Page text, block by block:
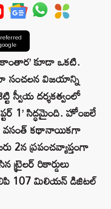
కూడా ఒకటి.
సంచలన విజయాన్ని
స్వీయ దర్శకత్వంలో
1’ సిద్ధమైంది. హోంబలే
వసంత్‌ కథానాయికగా
2న ప్రపంచవ్యాప్తంగా
రికార్డులు
107 మిలియన్ డిజిటల్